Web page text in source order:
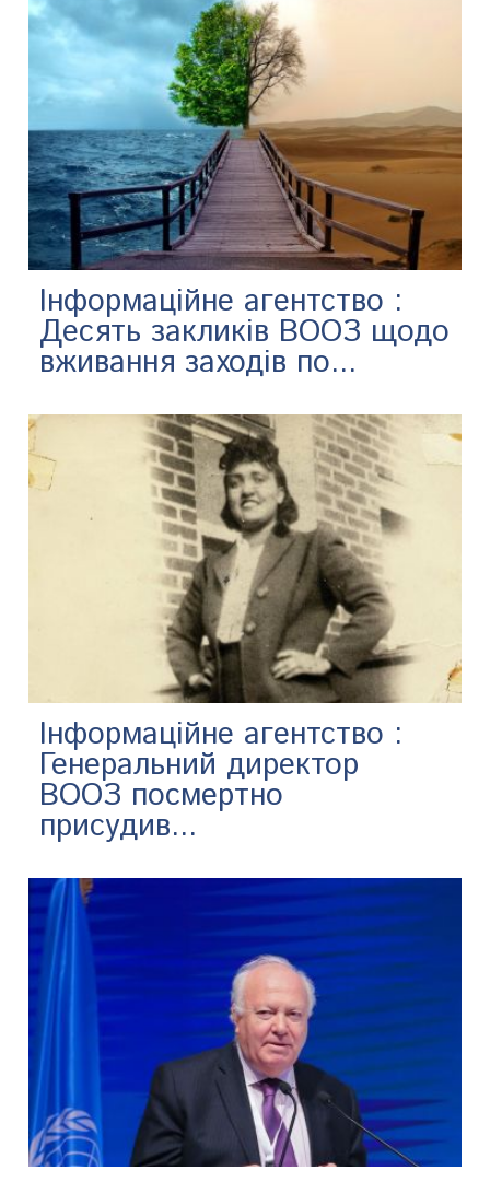
Інформаційне агентство :
Десять закликів ВООЗ щодо
вживання заходів по...
Інформаційне агентство :
Генеральний директор
ВООЗ посмертно
присудив...